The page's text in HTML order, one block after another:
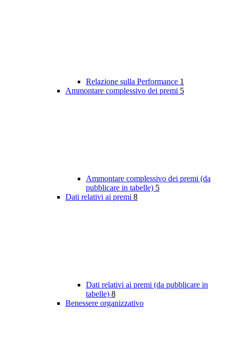
Relazione sulla Performance 1
Ammontare complessivo dei premi 5
Ammontare complessivo dei premi (da
pubblicare in tabelle) 5
Dati relativi ai premi 8
Dati relativi ai premi (da pubblicare in
tabelle) 8
Benessere organizzativo